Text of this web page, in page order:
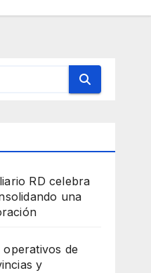
RD celebra
una
operativos de
y